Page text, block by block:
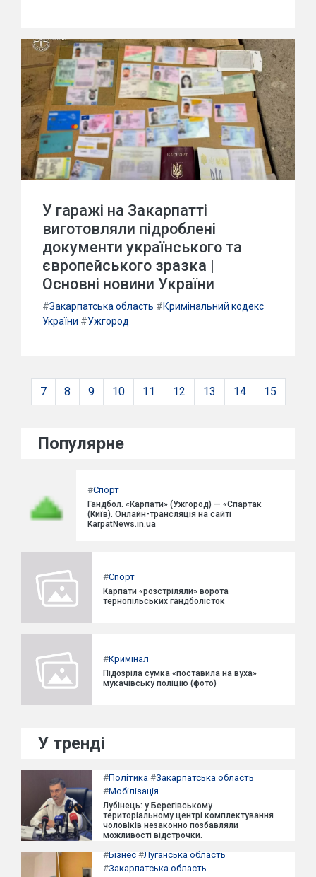
У гаражі на Закарпатті
виготовляли підроблені
документи українського та
європейського зразка |
Основні новини України
#Закарпатська область #Кримінальний кодекс
України #Ужгород
7 8 9 10 11 12 13 14 15
Популярне
#Спорт
Гандбол. «Карпати» (Ужгород) — «Спартак
(Київ). Онлайн-трансляція на сайті
KarpatNews.in.ua
#Спорт
Карпати «розстріляли» ворота
тернопільських гандболісток
#Кримінал
Підозріла сумка «поставила на вуха»
мукачівську поліцію (фото)
У тренді
#Політика #Закарпатська область
#Мобілізація
Лубінець: у Берегівському
територіальному центрі комплектування
чоловіків незаконно позбавляли
можливості відстрочки.
#Бізнес #Луганська область
#Закарпатська область